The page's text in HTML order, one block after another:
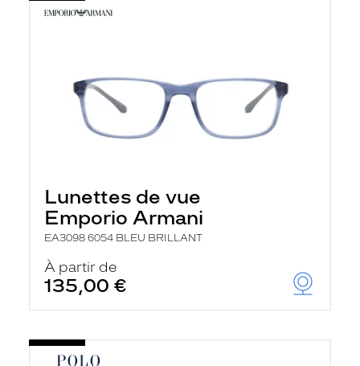
Lunettes de vue
Emporio Armani
EA3098 6054 BLEU BRILLANT
À partir de
135,00 €